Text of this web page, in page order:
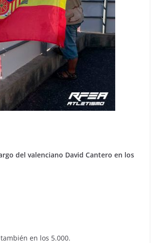
del valenciano David Cantero en los
en los 5.000.